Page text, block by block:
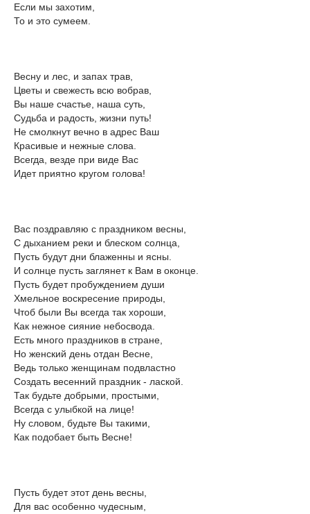
Если мы захотим,
То и это сумеем.
Весну и лес, и запах трав,
Цветы и свежесть всю вобрав,
Вы наше счастье, наша суть,
Судьба и радость, жизни путь!
Не смолкнут вечно в адрес Ваш
Красивые и нежные слова.
Всегда, везде при виде Вас
Идет приятно кругом голова!
Вас поздравляю с праздником весны,
С дыханием реки и блеском солнца,
Пусть будут дни блаженны и ясны.
И солнце пусть заглянет к Вам в оконце.
Пусть будет пробуждением души
Хмельное воскресение природы,
Чтоб были Вы всегда так хороши,
Как нежное сияние небосвода.
Есть много праздников в стране,
Но женский день отдан Весне,
Ведь только женщинам подвластно
Создать весенний праздник - лаской.
Так будьте добрыми, простыми,
Всегда с улыбкой на лице!
Ну словом, будьте Вы такими,
Как подобает быть Весне!
Пусть будет этот день весны,
Для вас особенно чудесным,